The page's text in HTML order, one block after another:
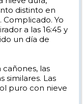
distinto en
Complicado. Yo
a las 16:45 y
un día de
cañones, las
similares. Las
puro con nieve